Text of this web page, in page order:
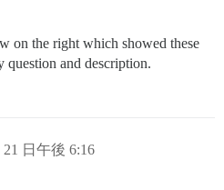
on the right which showed these
question and description.
21 日午後 6:16